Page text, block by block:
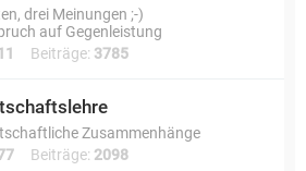
drei Meinungen ;-)
auf Gegenleistung
Beiträge: 3785
Zusammenhänge
Beiträge: 2098